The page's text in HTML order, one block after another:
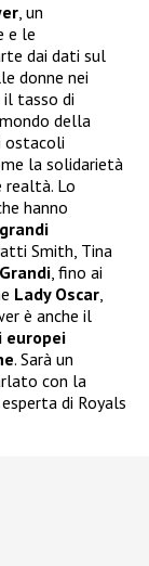
, un
e le
dai dati sul
donne nei
il tasso di
della
ostacoli
la solidarietà
realtà. Lo
hanno
grandi
Smith, Tina
, fino ai
Lady Oscar,
è anche il
europei
. Sarà un
con la
di Royals